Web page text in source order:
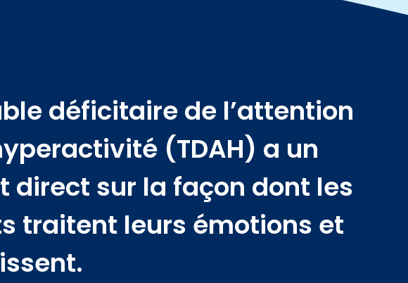
déficitaire de l’attention
(TDAH) a un
direct sur la façon dont les
traitent leurs émotions et